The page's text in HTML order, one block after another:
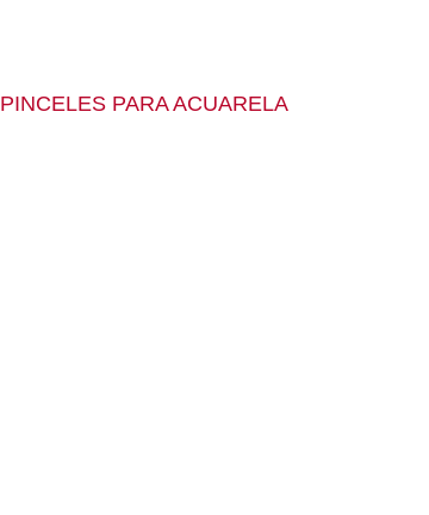
PINCELES PARA ACUARELA